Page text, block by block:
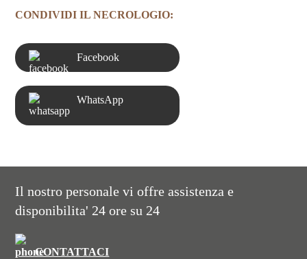
CONDIVIDI IL NECROLOGIO:
Facebook
WhatsApp
Il nostro personale vi offre assistenza e
disponibilita' 24 ore su 24
CONTATTACI